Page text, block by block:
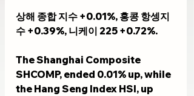
상해 종합 지수 +0.01%, 홍콩 항셍지
수 +0.39%, 니케이 225 +0.72%.
The Shanghai Composite
SHCOMP, ended 0.01% up, while
the Hang Seng Index HSI, up